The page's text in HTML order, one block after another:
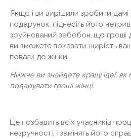
Якщо і ви вирішили зробити
подарунок, піднесіть його
зруйнований забобон, що гроші
ви зможете показати щирість
поваги до жінки.
Нижче ви знайдете кращі ідеї, як
подарувати гроші жінці.
Це позбавить всіх учасників
незручності, і замінять його